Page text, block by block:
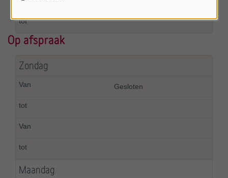
Op afspraak
Zondag
Gesloten
Maandag